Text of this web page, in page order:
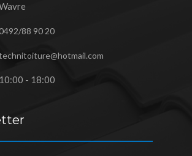
88 90 20
10:00 - 18:00